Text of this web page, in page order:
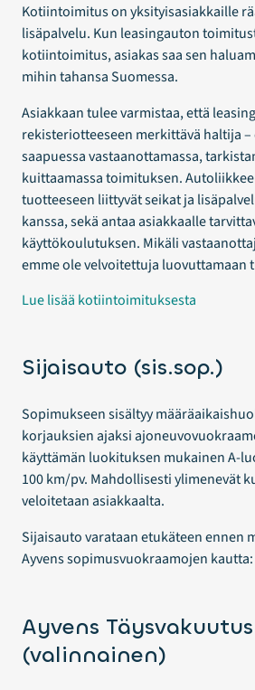
Kotiintoimitus on yksityisasiakkaille
lisäpalvelu. Kun leasingauton
kotiintoimitus, asiakas saa sen
mihin tahansa Suomessa.
Asiakkaan tulee varmistaa, että
rekisteriotteeseen merkittävä haltija
saapuessa vastaanottamassa,
kuittaamassa toimituksen.
tuotteeseen liittyvät seikat ja
kanssa, sekä antaa asiakkaalle
käyttökoulutuksen. Mikäli
emme ole velvoitettuja luovuttamaan
Lue lisää kotiintoimituksesta
Sijaisauto (sis.sop.)
Sopimukseen sisältyy
korjauksien ajaksi
käyttämän luokituksen mukainen A-
100 km/pv. Mahdollisesti ylimenevät
veloitetaan asiakkaalta.
Sijaisauto varataan etukäteen ennen
Ayvens sopimusvuokraamojen
Ayvens Täysvakuutus
(valinnainen)